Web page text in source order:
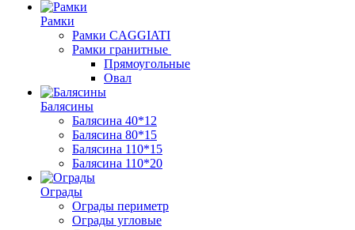
Рамки
Рамки CAGGIATI
Рамки гранитные
Прямоугольные
Овал
Балясины
Балясина 40*12
Балясина 80*15
Балясина 110*15
Балясина 110*20
Ограды
Ограды периметр
Ограды угловые